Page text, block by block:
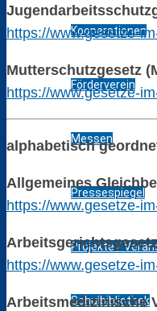
Kooperationen
Förderverein
Messen
Pressespiegel
Projekte /
Schulbibliothek
https://www.gesetze-
Mutterschutzgesetz
https://www.gesetze-
alphabetisch
Allgemeines
https://www.gesetze-
https://www.gesetze-
Arbeitsmedizinische